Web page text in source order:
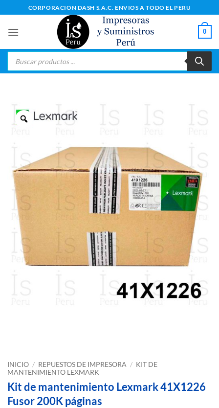
al
contenido
CORPORACION DASH S.A.C. ENVIOS A TODO EL PERU
0
Búsqueda
Zoom
INICIO / REPUESTOS DE IMPRESORA / KIT DE
MANTENIMIENTO LEXMARK
Kit de mantenimiento Lexmark 41X1226
Fusor 200K páginas